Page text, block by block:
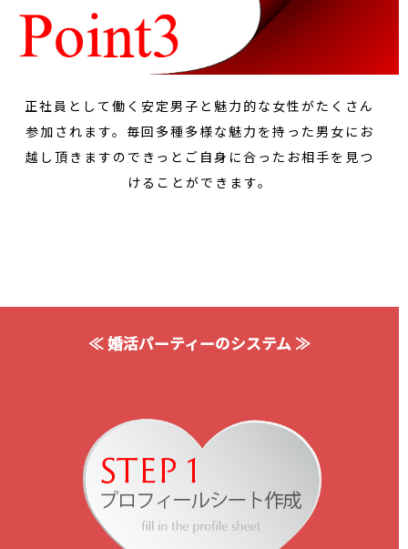
正社員として働く安定男子と魅力的な女性がたくさん
参加されます。毎回多種多様な魅力を持った男女にお
越し頂きますのできっとご自身に合ったお相手を見つ
けることができます。
≪ 婚活パーティーのシステム ≫